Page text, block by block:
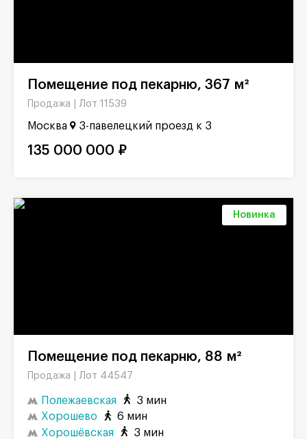
Помещение под пекарню, 367 м²
Продажа | Лот 11539
Москва 3-павелецкий проезд к 3
135 000 000 ₽
Новинка
Помещение под пекарню, 88 м²
Продажа | Лот 44547
Полежаевская
3 мин
Хорошево
6 мин
Хорошёвская
3 мин